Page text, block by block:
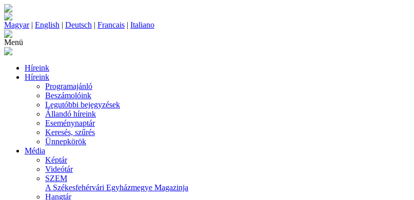
Magyar| English | Deutsch | Francais | Italiano
Menü
Híreink
Híreink
Programajánló
Beszámolóink
Legutóbbi bejegyzések
Állandó híreink
Eseménynaptár
Keresés, szűrés
Ünnepkörök
Média
Képtár
Videótár
SZEM
A Székesfehérvári Egyházmegye Magazinja
Hangtár